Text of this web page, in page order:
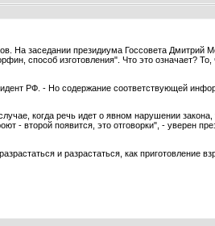
На заседании президиума Госсовета
способ изготовления". Что это означает?
РФ. - Но содержание соответствующей
когда речь идет о явном нарушении
- второй появится, это отговорки", - уверен
и разрастаться, как приготовление